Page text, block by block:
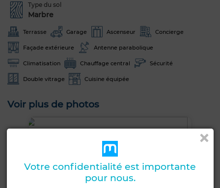
Type du sol
Marbre
Terrasse Garage Ascenseur Concierge
Façade extérieure Antenne parabolique
Climatisation Chauffage central Sécurité
Double vitrage Cuisine équipée
Voir plus de photos
Votre confidentialité est importante
pour nous.